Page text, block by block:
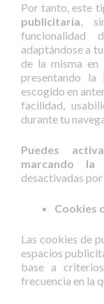
Por tanto, este
publicitaria,
adaptándose a
de la misma en
presentando la
escogido en
facilidad,
durante tu
Puedes
marcando la
desactivadas
Cookies
Las cookies de
espacios
base a
frecuencia en la